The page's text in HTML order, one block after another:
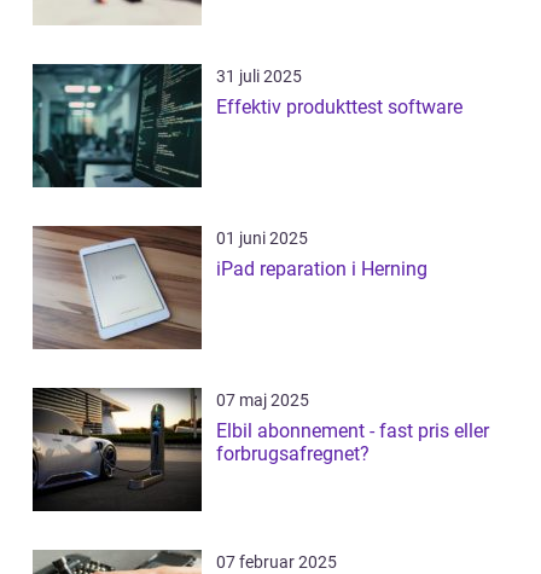
31 juli 2025
Effektiv produkttest software
01 juni 2025
iPad reparation i Herning
07 maj 2025
Elbil abonnement - fast pris eller
forbrugsafregnet?
07 februar 2025